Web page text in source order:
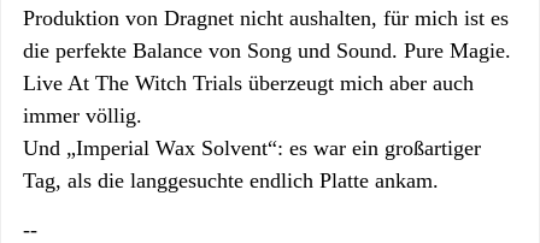
Produktion von Dragnet nicht aushalten, für mich ist es
die perfekte Balance von Song und Sound. Pure Magie.
Live At The Witch Trials überzeugt mich aber auch
immer völlig.
Und „Imperial Wax Solvent“: es war ein großartiger
Tag, als die langgesuchte endlich Platte ankam.
--